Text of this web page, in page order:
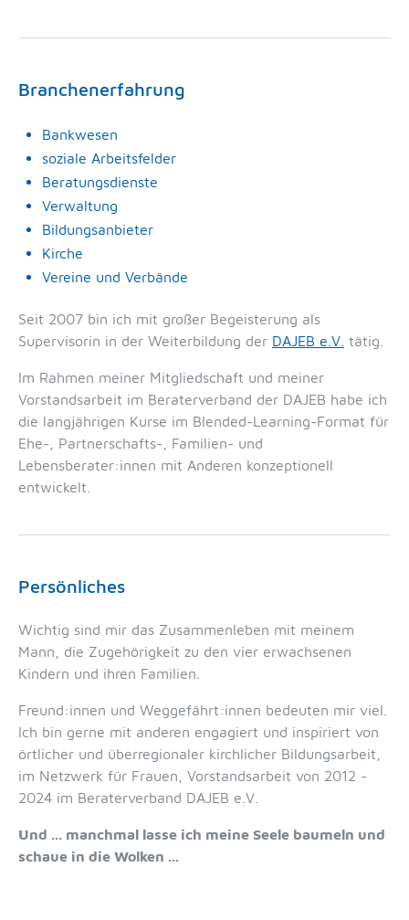
Branchenerfahrung
Bankwesen
soziale Arbeitsfelder
Beratungsdienste
Verwaltung
Bildungsanbieter
Kirche
Vereine und Verbände
Seit 2007 bin ich mit großer Begeisterung als
Supervisorin in der Weiterbildung der DAJEB e.V. tätig.
Im Rahmen meiner Mitgliedschaft und meiner
Vorstandsarbeit im Beraterverband der DAJEB habe ich
die langjährigen Kurse im Blended-Learning-Format für
Ehe-, Partnerschafts-, Familien- und
Lebensberater:innen mit Anderen konzeptionell
entwickelt.
Persönliches
Wichtig sind mir das Zusammenleben mit meinem
Mann, die Zugehörigkeit zu den vier erwachsenen
Kindern und ihren Familien.
Freund:innen und Weggefährt:innen bedeuten mir viel.
Ich bin gerne mit anderen engagiert und inspiriert von
örtlicher und überregionaler kirchlicher Bildungsarbeit,
im Netzwerk für Frauen, Vorstandsarbeit von 2012 -
2024 im Beraterverband DAJEB e.V.
Und ... manchmal lasse ich meine Seele baumeln und
schaue in die Wolken ...